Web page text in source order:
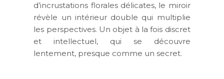
d’incrustations florales délicates, le miroir
révèle un intérieur double qui multiplie
les perspectives. Un objet à la fois discret
et intellectuel, qui se découvre
lentement, presque comme un secret.